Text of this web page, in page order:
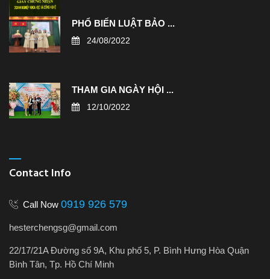
PHỔ BIẾN LUẬT BẢO ...
24/08/2022
THAM GIA NGÀY HỘI ...
12/10/2022
Contact Info
Call Now 0919 926 579
hesterchengsg@gmail.com
22/17/21A Đường số 9A, Khu phố 5, P. Bình Hưng Hòa Quận
Bình Tân, Tp. Hồ Chí Minh